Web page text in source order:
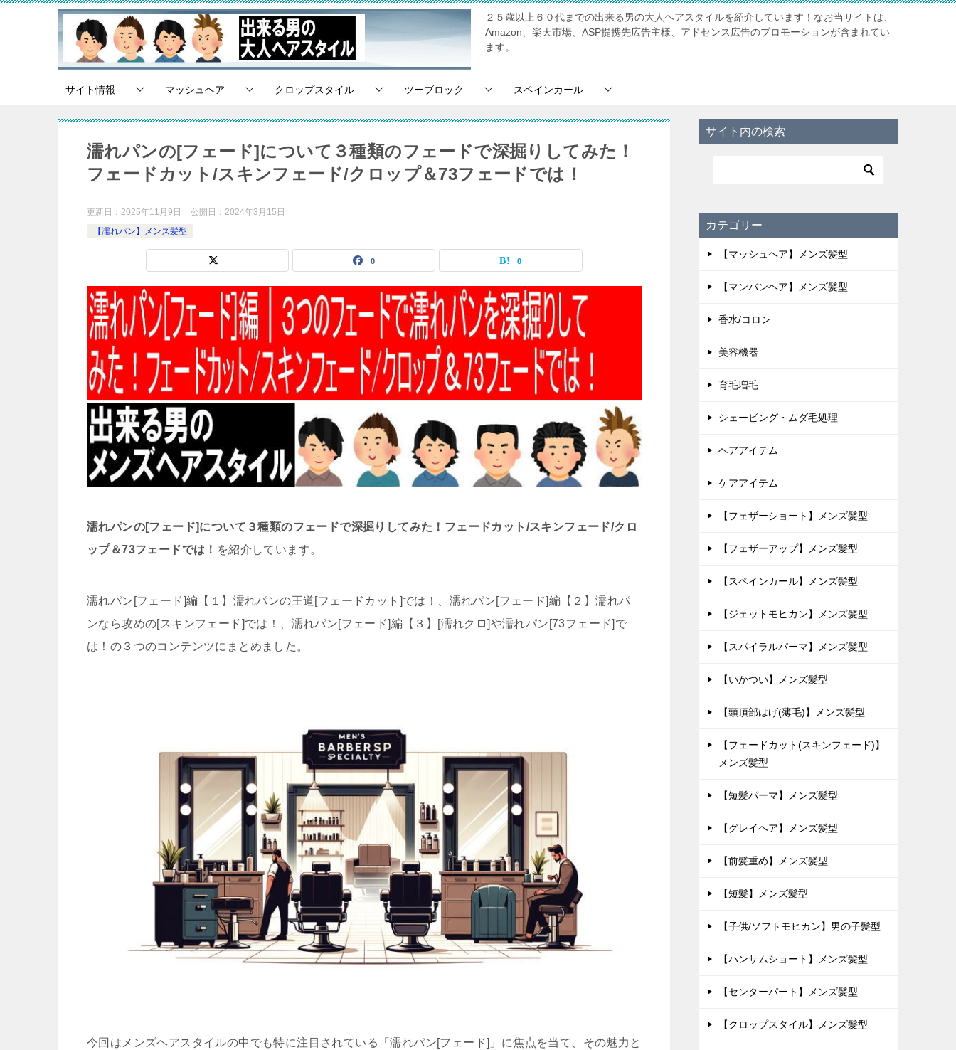
２５歳以上６０代までの出来る男の大人ヘアスタイルを紹介しています！なお当サイトは、
Amazon、楽天市場、ASP提携先広告主様、アドセンス広告のプロモーションが含まれてい
ます。
サイト情報 マッシュヘア クロップスタイル ツーブロック スペインカール
濡れパンの[フェード]について３種類のフェードで深掘りしてみた！
フェードカット/スキンフェード/クロップ＆73フェードでは！
更新日： 2025年11月9日 公開日： 2024年3月15日
【濡れパン】メンズ髪型
0 0
濡れパンの[フェード]について３種類のフェードで深掘りしてみた！フェードカット/スキンフェード/クロ
ップ＆73フェードでは！ を紹介しています。
濡れパン[フェード]編【１】濡れパンの王道[フェードカット]では！、濡れパン[フェード]編【２】濡れパ
ンなら攻めの[スキンフェード]では！、濡れパン[フェード]編【３】[濡れクロ]や濡れパン[73フェード]で
は！の３つのコンテンツにまとめました。
今回はメンズヘアスタイルの中でも特に注目されている「濡れパン[フェード]」に焦点を当て、その魅力と
サイト内の検索
カテゴリー
【マッシュヘア】メンズ髪型
【マンバンヘア】メンズ髪型
香水/コロン
美容機器
育毛増毛
シェービング・ムダ毛処理
ヘアアイテム
ケアアイテム
【フェザーショート】メンズ髪型
【フェザーアップ】メンズ髪型
【スペインカール】メンズ髪型
【ジェットモヒカン】メンズ髪型
【スパイラルパーマ】メンズ髪型
【いかつい】メンズ髪型
【頭頂部はげ(薄毛)】メンズ髪型
【フェードカット(スキンフェード)】
メンズ髪型
【短髪パーマ】メンズ髪型
【グレイヘア】メンズ髪型
【前髪重め】メンズ髪型
【短髪】メンズ髪型
【子供/ソフトモヒカン】男の子髪型
【ハンサムショート】メンズ髪型
【センターパート】メンズ髪型
【クロップスタイル】メンズ髪型